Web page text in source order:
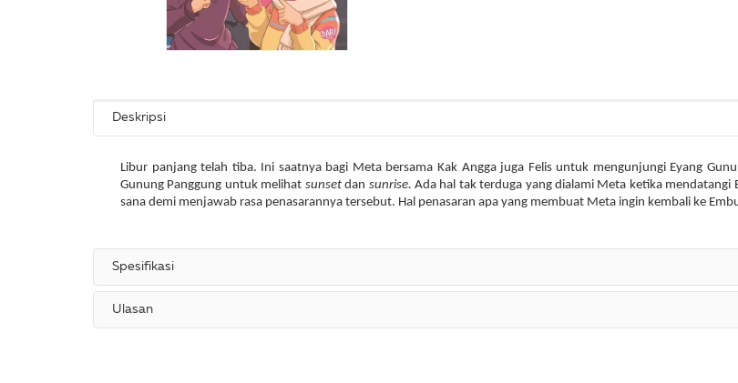
Deskripsi
Libur panjang telah tiba. Ini saatnya bagi Meta bersama Kak Angga juga Felis untuk mengunjungi Eyang
Gunung Panggung untuk melihat sunsetdan sunrise. Ada hal tak terduga yang dialami Meta ketika mendatangi
sana demi menjawab rasa penasarannya tersebut. Hal penasaran apa yang membuat Meta ingin kembali ke
Spesifikasi
Ulasan